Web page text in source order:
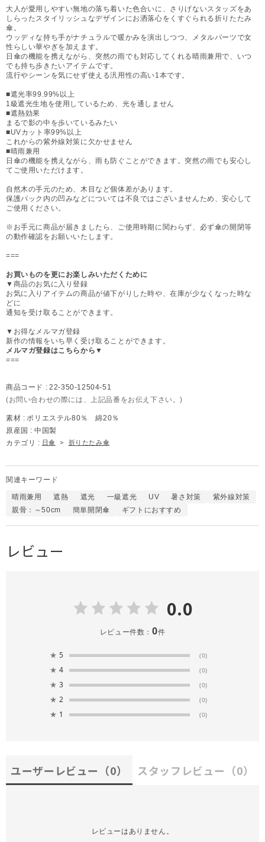
大人が愛用しやすい無地の落ち着いた色合いに、さりげないスタッズをあ
しらったスタイリッシュなデザインにお洒落心をくすぐられる折りたたみ
傘。
ウッディな持ち手がナチュラルで暖かみを演出しつつ、メタルパーツで女
性らしい華やぎを加えます。
日傘の機能を携えながら、突然の雨でも対応してくれる晴雨兼用で、いつ
でも持ち歩きたいアイテムです。
流行やシーンを気にせず使える汎用性の高い1本です。
■遮光率99.99%以上
1級遮光生地を使用しているため、光を通しません
■遮熱効果
まるで影の中を歩いているみたい
■UVカット率99%以上
これからの紫外線対策に欠かせません
■晴雨兼用
日傘の機能を携えながら、雨も防ぐことができます。突然の雨でも安心し
てご使用いただけます。
自然木の手元のため、木目など個体差があります。
保護パック内の凹みなどについては不良ではございませんため、安心して
ご使用ください。
※お手元に商品が届きましたら、ご使用時期に関わらず、必ず傘の開閉等
の動作確認をお願いいたします。
===
お買いものを更にお楽しみいただくために
▼商品のお気に入り登録
お気に入りアイテムの商品が値下がりした時や、在庫が少なくなった時な
どに
通知を受け取ることができます。
▼お得なメルマガ登録
新作の情報をいち早く受け取ることができます。
メルマガ登録はこちらから▼
===
商品コード : 22-350-12504-51
(お問い合わせの際には、上記品番をお伝え下さい。)
素材 : ポリエステル80％ 綿20％
原産国 : 中国製
カテゴリ : 日傘 > 折りたたみ傘
関連キーワード
晴雨兼用 遮熱 遮光 一級遮光 UV 暑さ対策
紫外線対策
親骨：～50cm
簡単開閉傘 ギフトにおすすめ
レビュー
0.0
レビュー件数： 0件
★ 5 (0)
★ 4 (0)
★ 3 (0)
★ 2 (0)
★ 1 (0)
ユーザーレビュー （0） スタッフレビュー （0）
レビューはありません。